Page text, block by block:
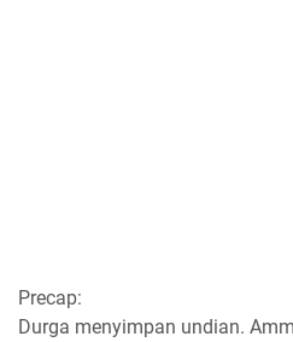
Precap:
Durga menyimpan undian.